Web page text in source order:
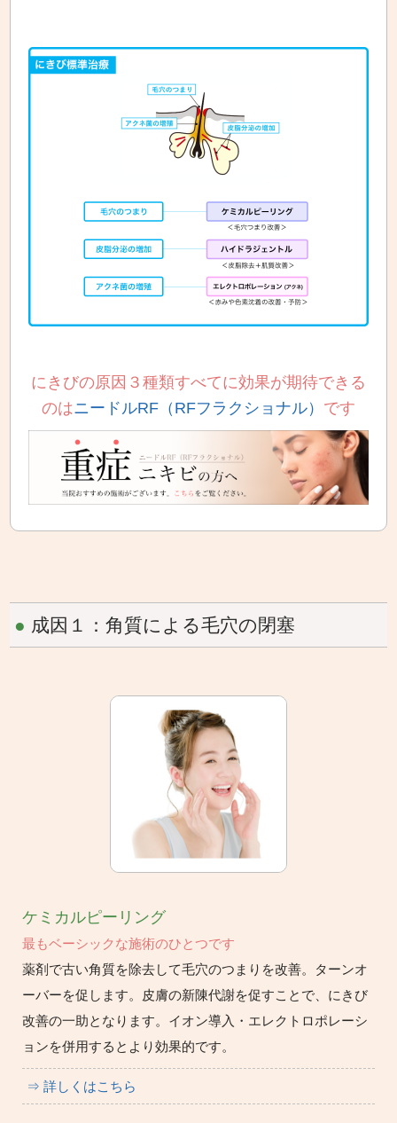
にきびの原因３種類すべてに効果が期待できる
のはニードルRF（RFフラクショナル） です
● 成因１：角質による毛穴の閉塞
ケミカルピーリング
最もベーシックな施術のひとつです
薬剤で古い角質を除去して毛穴のつまりを改善。ターンオ
ーバーを促します。皮膚の新陳代謝を促すことで、にきび
改善の一助となります。イオン導入・エレクトロポレーシ
ョンを併用するとより効果的です。
⇒ 詳しくはこちら